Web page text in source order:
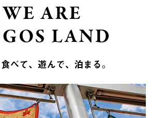
WE ARE
LAND
べて、遊んで、泊まる。